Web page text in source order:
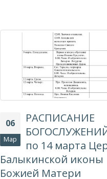
06
Мар
РАСПИСАНИЕ
по 14 марта
Балыкинской иконы
Божией Матери